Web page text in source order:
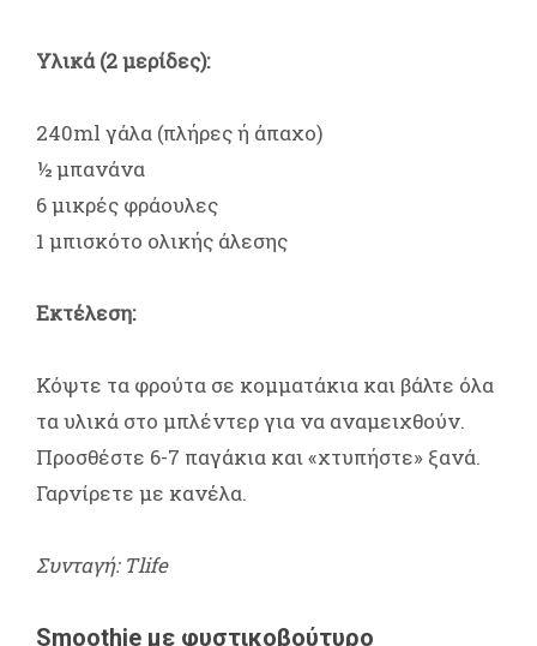
Υλικά (2 μερίδες):
240ml γάλα (πλήρες ή άπαχο)
½ μπανάνα
6 μικρές φράουλες
1 μπισκότο ολικής άλεσης
Εκτέλεση:
Κόψτε τα φρούτα σε κομματάκια και βάλτε όλα
τα υλικά στο μπλέντερ για να αναμειχθούν.
Προσθέστε 6-7 παγάκια και «χτυπήστε» ξανά.
Γαρνίρετε με κανέλα.
Συνταγή: Tlife
Smoothie με φυστικοβούτυρο